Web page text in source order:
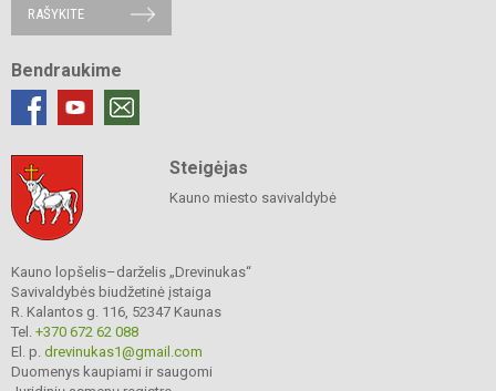
RAŠYKITE
Bendraukime
Steigėjas
Kauno miesto savivaldybė
Kauno lopšelis–darželis „Drevinukas“
Savivaldybės biudžetinė įstaiga
R. Kalantos g. 116, 52347 Kaunas
Tel. +370 672 62 088
El. p. drevinukas1@gmail.com
Duomenys kaupiami ir saugomi